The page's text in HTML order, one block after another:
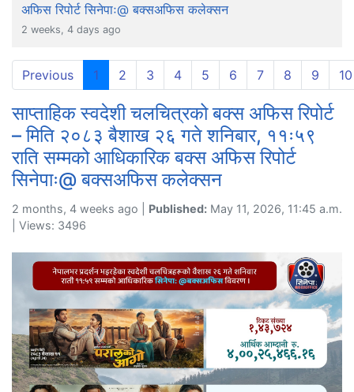
अफिस रिपोर्ट सिनेपाः@ बक्सअफिस कलेक्सन
2 weeks, 4 days ago
Previous 1 (current)
2 3 4 5 6 7 8 9 10
साप्ताहिक स्वदेशी चलचित्रको बक्स अफिस रिपोर्ट
– मिति २०८३ बैशाख २६ गते शनिबार, ११ः५९
राति सम्मको आधिकारिक बक्स अफिस रिपोर्ट
सिनेपाः@ बक्सअफिस कलेक्सन
2 months, 4 weeks ago | Published: May 11, 2026, 11:45 a.m.
| Views: 3496